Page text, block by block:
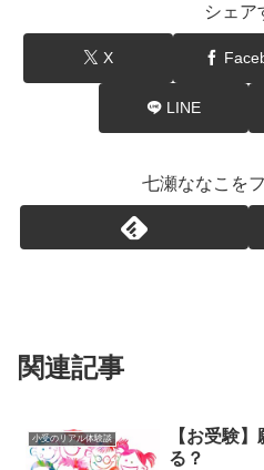
シェア
X
LINE
七瀬ななこを
関連記事
小受のリアル体験談
【お受験
る？